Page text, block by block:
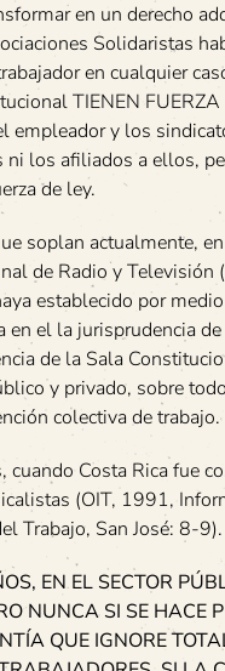
en un derecho
Solidaristas
en cualquier
TIENEN FUERZA
empleador y los
los afiliados a ellos,
de ley.
soplan actualmente,
de Radio y
establecido por
el la jurisprudencia
de la Sala
y privado, sobre
colectiva de trabajo.
Costa Rica fue
(OIT, 1991,
Trabajo, San José: 8-9).
EN EL SECTOR
NUNCA SI SE HACE
QUE IGNORE